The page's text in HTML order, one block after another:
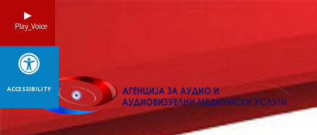
Play_Voice
ACCESSIBILITY